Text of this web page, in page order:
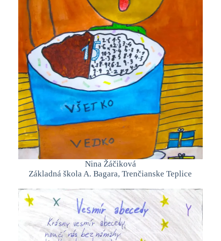
Nina Žáčiková
Základná škola A. Bagara, Trenčianske Teplice